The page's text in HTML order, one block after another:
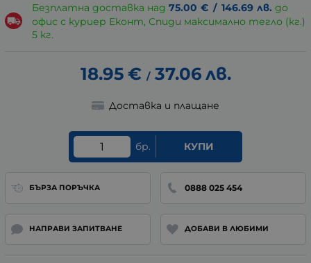
Безплатна доставка над 75.00 € / 146.69 лв. до
офис с куриер Еконт, Спиди максимално тегло (кг.)
5 кг.
18.95 € / 37.06 лв.
Доставка и плащане
бр. КУПИ
БЪРЗА ПОРЪЧКА 0888 025 454
НАПРАВИ ЗАПИТВАНЕ ДОБАВИ В ЛЮБИМИ